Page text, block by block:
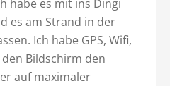
habe es mit ins Dingi
es am Strand in der
Ich habe GPS, Wifi,
Bildschirm den
auf maximaler